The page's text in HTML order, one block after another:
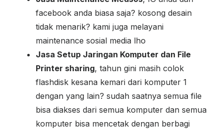
facebook anda biasa saja? kosong desain
tidak menarik? kami juga melayani
maintenance sosial media lho
Jasa Setup Jaringan Komputer dan File
Printer sharing, tahun gini masih colok
flashdisk kesana kemari dari komputer 1
dengan yang lain? sudah saatnya semua file
bisa diakses dari semua komputer dan semua
komputer bisa mencetak dengan berbagi